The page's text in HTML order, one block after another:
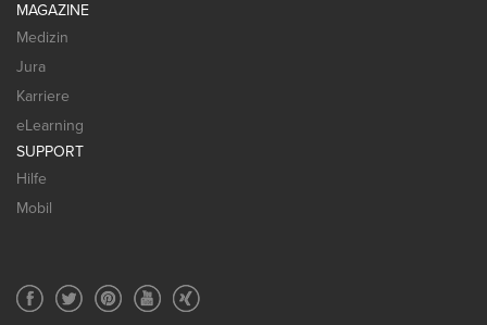
MAGAZINE
Medizin
Jura
Karriere
eLearning
SUPPORT
Hilfe
Mobil